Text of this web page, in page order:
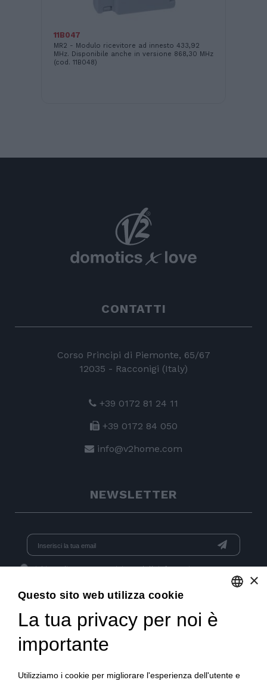
11B047
MR2 - Modulo ricevitore ad innesto 433,92
MHz. Disponibile anche in versione 868,30 MHz
(cod. 11B048)
CONTATTI
Corso Principi di Piemonte, 65/67
12035 - Racconigi (Italy)
+39 0172 81 24 11
+39 0172 84 050
info@v2home.com
NEWSLETTER
Dichiaro di aver preso visione dell'informativae acconsento
GET SOCIAL
ENGLISH
×
Questo sito web utilizza cookie
La tua privacy per noi è
importante
Utilizziamo i cookie per migliorare l'esperienza dell'utente e